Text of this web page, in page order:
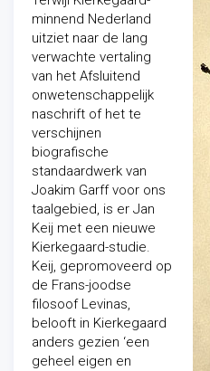
minnend Nederland
uitziet naar de lang
verwachte vertaling
van het Afsluitend
onwetenschappelijk
naschrift of het te
verschijnen
biografische
standaardwerk van
Joakim Garff voor ons
taalgebied, is er Jan
Keij met een nieuwe
Kierkegaard-studie.
Keij, gepromoveerd op
de Frans-joodse
filosoof Levinas,
belooft in Kierkegaard
anders gezien ‘een
geheel eigen en